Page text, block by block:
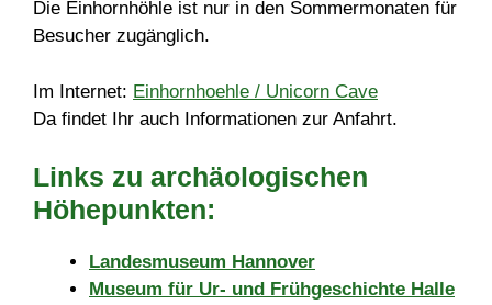
Die Einhornhöhle ist nur in den Sommermonaten für
Besucher zugänglich.
Im Internet: Einhornhoehle / Unicorn Cave
Da findet Ihr auch Informationen zur Anfahrt.
Links zu archäologischen
Höhepunkten:
Landesmuseum Hannover
Museum für Ur- und Frühgeschichte Halle